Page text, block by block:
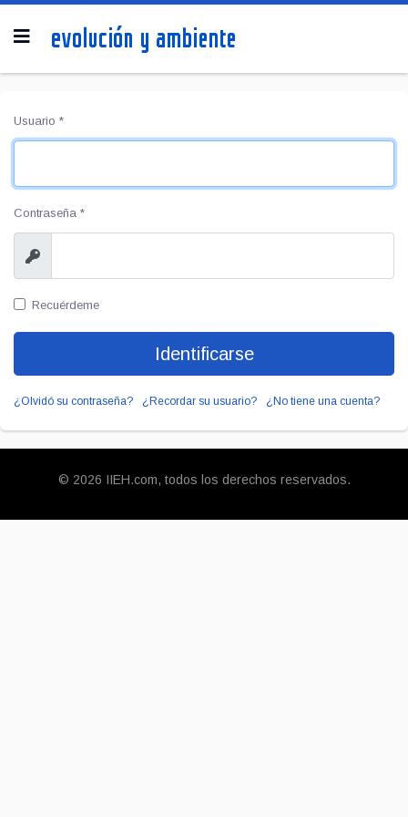
Usuario *
Contraseña *
Mostrar
Recuérdeme
Identificarse
¿Olvidó su contraseña? ¿Recordar su usuario? ¿No tiene una cuenta?
© 2026 IIEH.com, todos los derechos reservados.